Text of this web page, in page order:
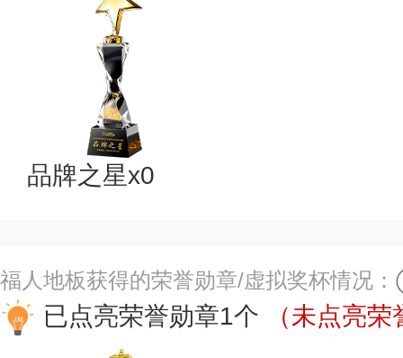
品牌之星x0
福人地板获得的荣誉勋章/虚拟奖杯情况：
已点亮荣誉勋章1个 （未点亮